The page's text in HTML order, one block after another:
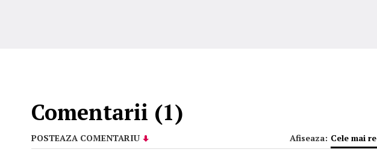
Comentarii (1)
POSTEAZA COMENTARIU Afiseaza: Cele mai